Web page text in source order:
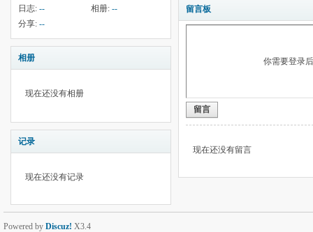
日志: -- 相册: --
分享: --
相册
现在还没有相册
记录
现在还没有记录
留言板
你需要登录
留言
现在还没有留言
Powered by Discuz! X3.4